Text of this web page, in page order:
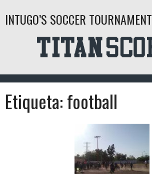
INTUGO’S SOCCER TOURNAMENT
Etiqueta:football